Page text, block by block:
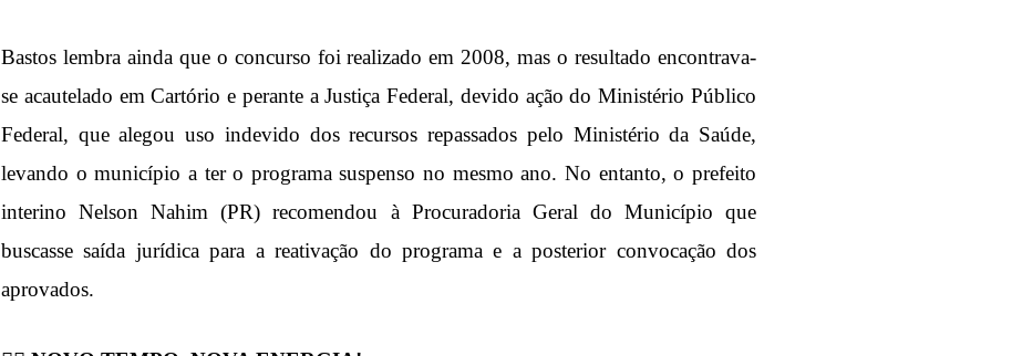
Bastos lembra ainda que o concurso foi realizado em 2008, mas o resultado encontrava-
se acautelado em Cartório e perante a Justiça Federal, devido ação do Ministério Público
Federal, que alegou uso indevido dos recursos repassados pelo Ministério da Saúde,
levando o município a ter o programa suspenso no mesmo ano. No entanto, o prefeito
interino Nelson Nahim (PR) recomendou à Procuradoria Geral do Município que
buscasse saída jurídica para a reativação do programa e a posterior convocação dos
aprovados.